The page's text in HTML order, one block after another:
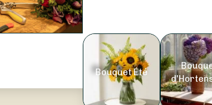
Bouquet Été